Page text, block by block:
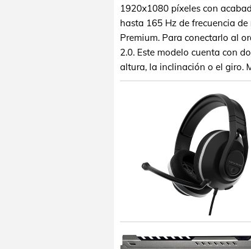
1920x1080 píxeles con
hasta 165 Hz de frecuencia
Premium. Para conectarlo al
2.0. Este modelo cuenta con
altura, la inclinación o el giro.